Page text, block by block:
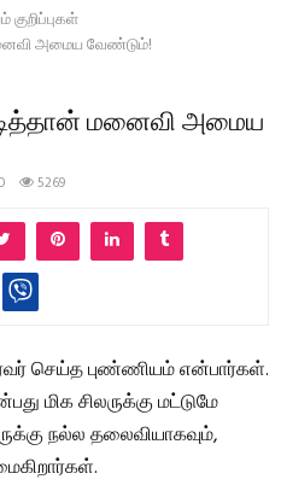
அமைய வேண்டும்!
மனைவி அமைய
5269
செய்த புண்ணியம் என்பார்கள்.
மிக சிலருக்கு மட்டுமே
நல்ல தலைவியாகவும்,